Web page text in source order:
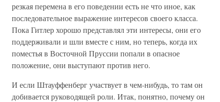
резкая перемена в его поведении есть не что иное, как
последовательное выражение интересов своего класса.
Пока Гитлер хорошо представлял эти интересы, они его
поддерживали и шли вместе с ним, но теперь, когда их
поместья в Восточной Пруссии попали в опасное
положение, они выступают против него.
И если Штауффенберг участвует в чем-нибудь, то там он
добивается руководящей роли. Итак, понятно, почему он